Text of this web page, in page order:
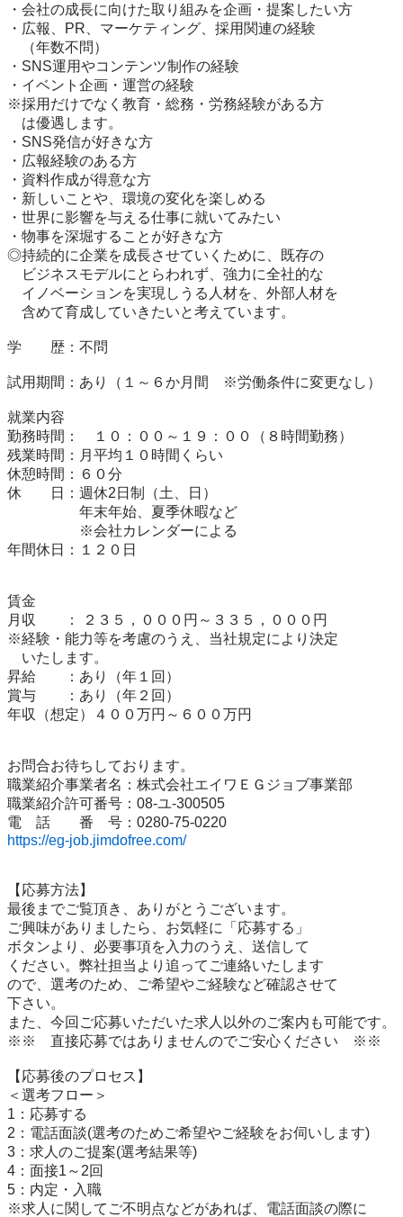
・会社の成長に向けた取り組みを企画・提案したい方
・広報、PR、マーケティング、採用関連の経験
（年数不問）
・SNS運用やコンテンツ制作の経験
・イベント企画・運営の経験
※採用だけでなく教育・総務・労務経験がある方
は優遇します。
・SNS発信が好きな方
・広報経験のある方
・資料作成が得意な方
・新しいことや、環境の変化を楽しめる
・世界に影響を与える仕事に就いてみたい
・物事を深堀することが好きな方
◎持続的に企業を成長させていくために、既存の
ビジネスモデルにとらわれず、強力に全社的な
イノベーションを実現しうる人材を、外部人材を
含めて育成していきたいと考えています。
学　　歴：不問
試用期間：あり（１～６か月間　※労働条件に変更なし）
就業内容
勤務時間：　１０：００～１９：００（８時間勤務）
残業時間：月平均１０時間くらい
休憩時間：６０分
休　　日：週休2日制（土、日）
年末年始、夏季休暇など
※会社カレンダーによる
年間休日：１２０日
賃金
月収　　： ２３５，０００円～３３５，０００円
※経験・能力等を考慮のうえ、当社規定により決定
いたします。
昇給　　：あり（年１回）
賞与　　：あり（年２回）
年収（想定）４００万円～６００万円
お問合お待ちしております。
職業紹介事業者名：株式会社エイワＥＧジョブ事業部
職業紹介許可番号：08-ユ-300505
https://eg-job.jimdofree.com/
【応募方法】
最後までご覧頂き、ありがとうございます。
ご興味がありましたら、お気軽に「応募する」
ボタンより、必要事項を入力のうえ、送信して
ください。弊社担当より追ってご連絡いたします
ので、選考のため、ご希望やご経験など確認させて
下さい。
また、今回ご応募いただいた求人以外のご案内も可能です。
※※　直接応募ではありませんのでご安心ください　※※
【応募後のプロセス】
＜選考フロー＞
1：応募する
2：電話面談(選考のためご希望やご経験をお伺いします)
3：求人のご提案(選考結果等)
4：面接1～2回
5：内定・入職
※求人に関してご不明点などがあれば、電話面談の際に